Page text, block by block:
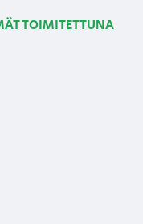
TOIMITETTUNA